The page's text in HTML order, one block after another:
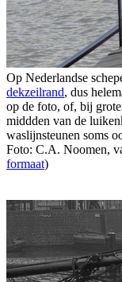
Op Nederlandse
dekzeilrand, dus
op de foto, of, bij
middden van de
waslijnsteunen soms
Foto: C.A. Noomen,
formaat)